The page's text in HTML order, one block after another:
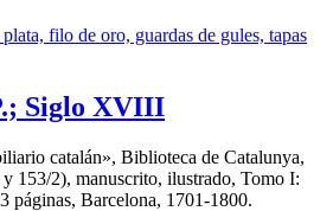
Siglo XVIII
catalán», Biblioteca de Catalunya,
153/2), manuscrito, ilustrado, Tomo I:
páginas, Barcelona, 1701-1800.